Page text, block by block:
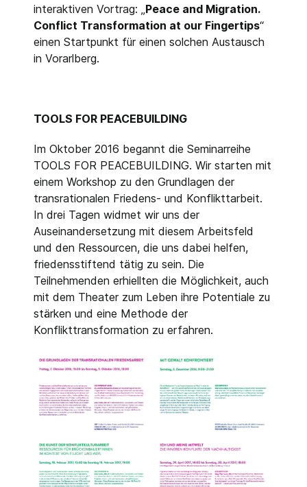
interaktiven Vortrag: „ Peace and Migration.
Conflict Transformation at our Fingertips“
einen Startpunkt für einen solchen Austausch
in Vorarlberg.
TOOLS FOR PEACEBUILDING
Im Oktober 2016 begannt die Seminarreihe
TOOLS FOR PEACEBUILDING. Wir starten mit
einem Workshop zu den Grundlagen der
transrationalen Friedens- und Konflikttarbeit.
In drei Tagen widmet wir uns der
Auseinandersetzung mit diesem Arbeitsfeld
und den Ressourcen, die uns dabei helfen,
friedensstiftend tätig zu sein. Die
Teilnehmenden erhiellten die Möglichkeit, auch
mit dem Theater zum Leben ihre Potentiale zu
stärken und eine Methode der
Konflikttransformation zu erfahren.